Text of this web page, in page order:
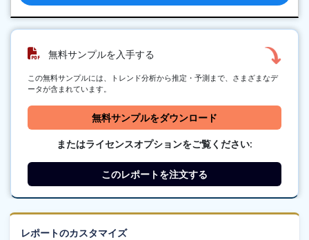
無料サンプルを入手する
この無料サンプルには、トレンド分析から推定・予測まで、さまざまなデ
ータが含まれています。
無料サンプルをダウンロード
またはライセンスオプションをご覧ください:
このレポートを注文する
レポートのカスタマイズ